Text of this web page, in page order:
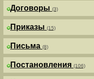
Договоры (3)
Приказы (15)
Письма (8)
Постановления (106)